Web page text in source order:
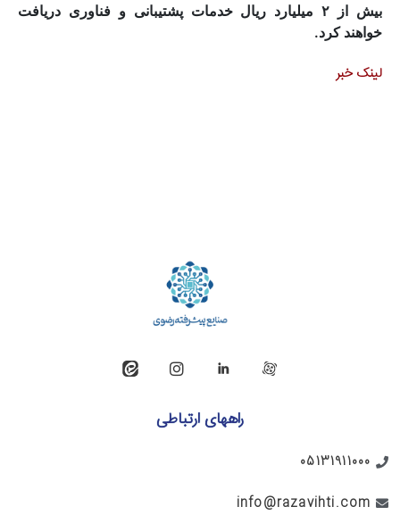
بیش از ۲ میلیارد ریال خدمات پشتیبانی و فناوری دریافت
خواهند کرد.
لینک خبر
راههای ارتباطی
05131911000
info@razavihti.com